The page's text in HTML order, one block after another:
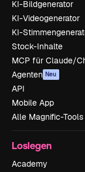
KI-Bildgenerator
KI-Videogenerator
KI-
Stock-Inhalte
MCP für Claude/
Agenten Neu
API
Mobile App
Alle Magnific-Tools
Loslegen
Academy